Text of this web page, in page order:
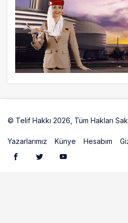
21 saat önce
İstanbul uçağına
yolcu indirildi
21 saat önce
© Telif Hakkı 2026, Tüm Hakları
Yazarlarımız Künye Hesabım